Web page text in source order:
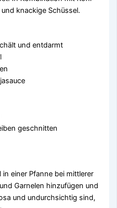
knackige Schüssel.
und entdarmt
geschnitten
einer Pfanne bei mittlerer
Garnelen hinzufügen und
und undurchsichtig sind,